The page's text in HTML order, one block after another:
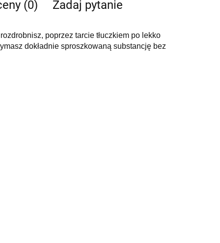
(0) Zadaj pytanie
poprzez tarcie tłuczkiem po lekko
dokładnie sproszkowaną substancję bez